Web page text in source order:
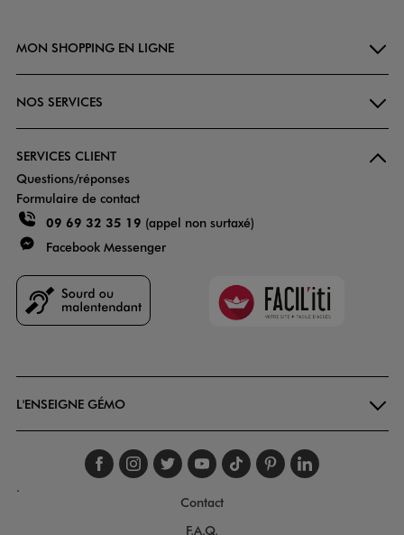
MON SHOPPING EN LIGNE
NOS SERVICES
SERVICES CLIENT
Questions/réponses
Formulaire de contact
09 69 32 35 19 (appel non surtaxé)
Facebook Messenger
Faciliti
L'ENSEIGNE GÉMO
Suivez-nous sur
Suivez-nous sur
Suivez-nous sur
Suivez-nous
Suivez-nous
Suivez-
.
Contact
F.A.Q.